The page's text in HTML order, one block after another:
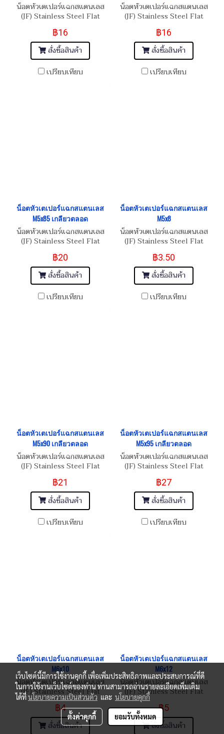
น็อตหัวเตเปอร์แฉกสแตนเลส
(JF) Stainless Steel Flat
Phillip Taper Head Screw
M5x0.8x80
฿16
สั่งซื้อสินค้า
เปรียบเทียบ
น็อตหัวเตเปอร์แฉกสแตนเลส
(JF) Stainless Steel Flat
Phillip Taper Head Screw
M5x0.8x80
฿16
สั่งซื้อสินค้า
เปรียบเทียบ
น็อตหัวเตเปอร์แฉกสแตนเลส
M5x85 เกลียวตลอด
น็อตหัวเตเปอร์แฉกสแตนเลส
(JF) Stainless Steel Flat
Phillip Taper Head Screw
M5x0.8x85
฿20
สั่งซื้อสินค้า
เปรียบเทียบ
น็อตหัวเตเปอร์แฉกสแตนเลส
M5x8
น็อตหัวเตเปอร์แฉกสแตนเลส
(JF) Stainless Steel Flat
Phillip Taper Head Screw
M5x0.8x8
฿3.50
สั่งซื้อสินค้า
เปรียบเทียบ
น็อตหัวเตเปอร์แฉกสแตนเลส
M5x90 เกลียวตลอด
น็อตหัวเตเปอร์แฉกสแตนเลส
(JF) Stainless Steel Flat
Phillip Taper Head Screw
M5x0.8x90
฿21
สั่งซื้อสินค้า
เปรียบเทียบ
น็อตหัวเตเปอร์แฉกสแตนเลส
M5x95 เกลียวตลอด
น็อตหัวเตเปอร์แฉกสแตนเลส
(JF) Stainless Steel Flat
Phillip Taper Head Screw
M5x0.8x95
฿27
สั่งซื้อสินค้า
เปรียบเทียบ
น็อตหัวเตเปอร์แฉกสแตนเลส
M6x10
น็อตหัวเตเปอร์แฉกสแตนเลส
(JF) Stainless Steel Flat
Phillip Taper Head Screw
M6x1.0x10
฿4
สั่งซื้อสินค้า
น็อตหัวเตเปอร์แฉกสแตนเลส
M6x12
น็อตหัวเตเปอร์แฉกสแตนเลส
(JF) Stainless Steel Flat
Phillip Taper Head Screw
M6x1.0x12
฿5
สั่งซื้อสินค้า
เว็บไซต์นี้มีการใช้งานคุกกี้ เพื่อเพิ่มประสิทธิภาพและประสบการณ์ที่ดี
ในการใช้งานเว็บไซต์ของท่าน ท่านสามารถอ่านรายละเอียดเพิ่มเติม
ได้ที่นโยบายความเป็นส่วนตัวและ นโยบายคุกกี้
ตั้งค่าคุกกี้ ยอมรับทั้งหมด